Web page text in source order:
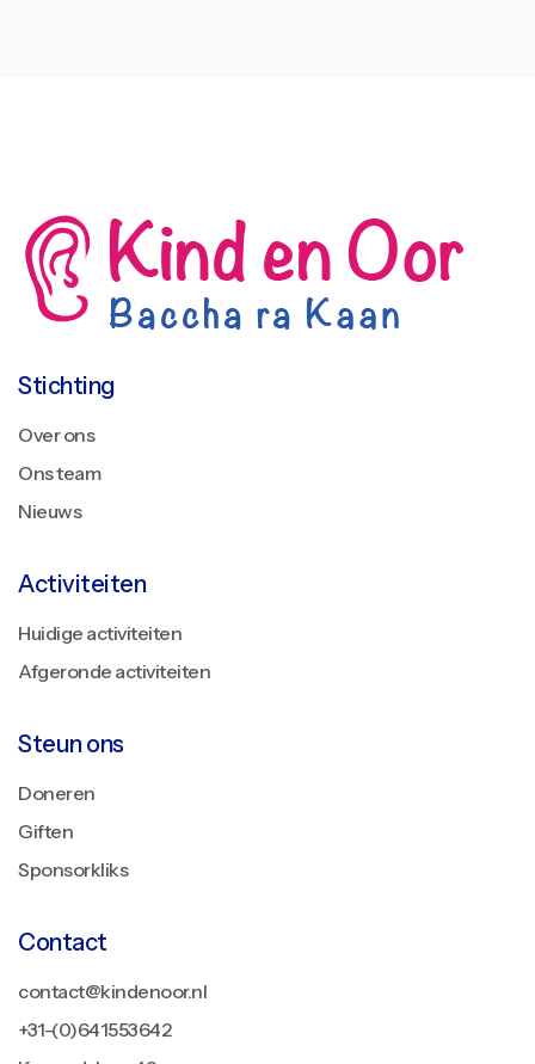
Stichting
Over ons
Ons team
Nieuws
Activiteiten
Huidige activiteiten
Afgeronde activiteiten
Steun ons
Doneren
Giften
Sponsorkliks
Contact
contact@kindenoor.nl
+31-(0)641553642